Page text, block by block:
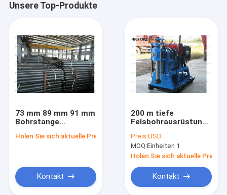
Unsere Top-Produkte
73 mm 89 mm 91 mm
Bohrstange
HW-Gehäuserohr
Holen Sie sich aktuelle Preis
Kontakt
200 m tiefe
Felsbohrausrüstung
Zertifizierung
Preis:USD
MOQ:Einheiten 1
Holen Sie sich aktuelle Preis
Kontakt